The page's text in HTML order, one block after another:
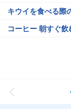
キウイを食べる際
コーヒー 朝すぐ